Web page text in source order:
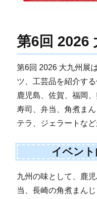
第6回 2026
第6回 2026 大九州展
ツ、工芸品を紹介す
鹿児島、佐賀、福岡
寿司、弁当、角煮ま
テラ、ジェラートなど
イベント
九州の味として、鹿
当、長崎の角煮まん